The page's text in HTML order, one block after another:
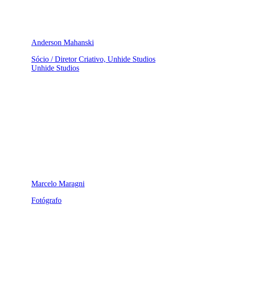
Anderson Mahanski
Sócio / Diretor Criativo, Unhide Studios
Unhide Studios
Marcelo Maragni
Fotógrafo